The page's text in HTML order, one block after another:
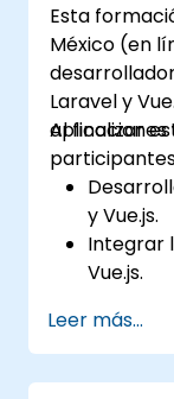
Esta
México (en
Laravel y
aplicaciones
Al finalizar
y Vue.js.
Integrar
Vue.js.
Leer más...